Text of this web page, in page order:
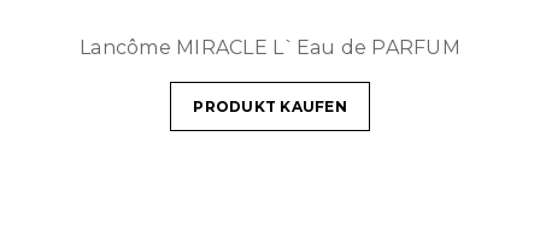
Lancôme MIRACLE L`Eau de PARFUM
PRODUKT KAUFEN